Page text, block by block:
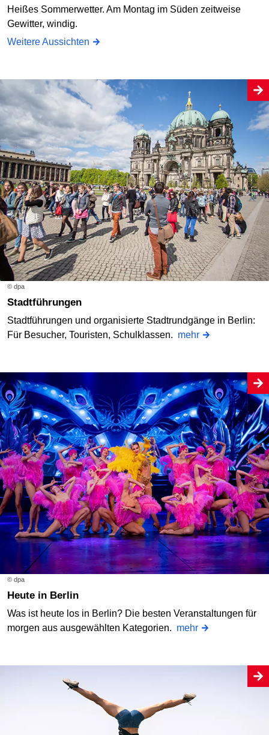
Heißes Sommerwetter. Am Montag im Süden zeitweise
Gewitter, windig.
Weitere Aussichten
© dpa
Stadtführungen
Stadtführungen und organisierte Stadtrundgänge in Berlin:
Für Besucher, Touristen, Schulklassen. mehr
© dpa
Heute in Berlin
Was ist heute los in Berlin? Die besten Veranstaltungen für
morgen aus ausgewählten Kategorien. mehr